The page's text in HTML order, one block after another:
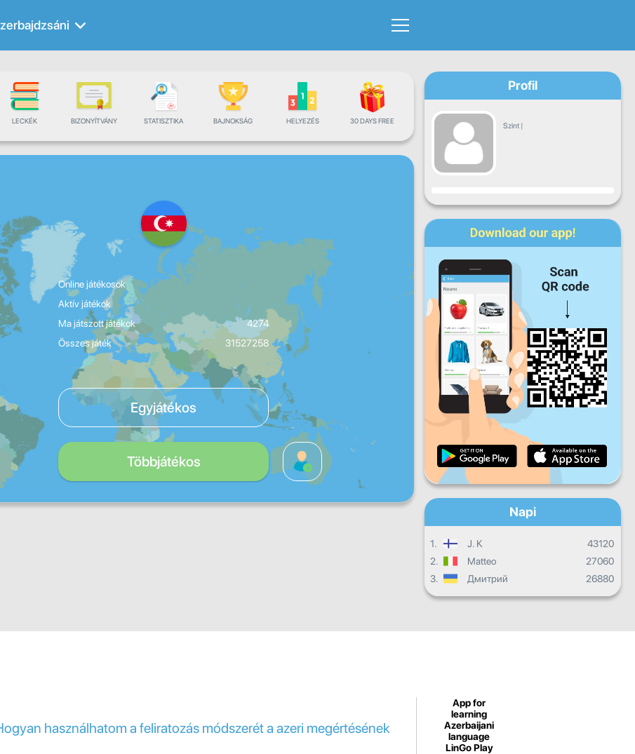
LECKÉK BIZONYÍTVÁNY STATISZTIKA BAJNOKSÁG HELYEZÉS 30 DAYS FREE
Online játékosok
Aktív játékok
Ma játszott játékok
4274
Összes játék
31527258
Egyjátékos
Többjátékos
Profil
Szint |
Haladás
Sze Cs
Szo V
Napi haladás
Havi haladás
Összesített eredmény
Napi
1. J. K
43120
2.
Matteo
27060
3.
Дмитрий 26880
használhatom a feliratozás módszerét a azeri megértésének
App for
learning
Azerbaijani
language
LinGo Play